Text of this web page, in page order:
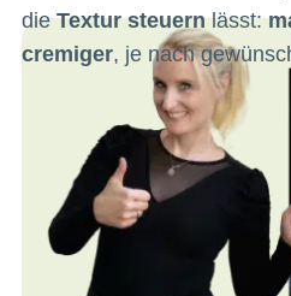
dieTextur steuernlässt:
cremiger, je nach